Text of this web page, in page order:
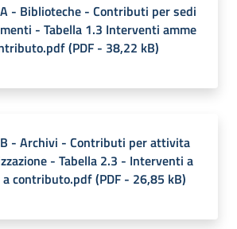
- Biblioteche - Contributi per sedi
- Tabella 1.3 Interventi amme
(PDF - 38,22 kB)
- Archivi - Contributi per attivita
- Tabella 2.3 - Interventi a
a contributo.pdf(PDF - 26,85 kB)